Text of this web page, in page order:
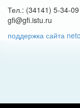
Тел.: (34141) 5-34-
gfi@gfi.istu.ru
поддержка сайта